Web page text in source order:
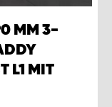
MM 3-
L1 MIT